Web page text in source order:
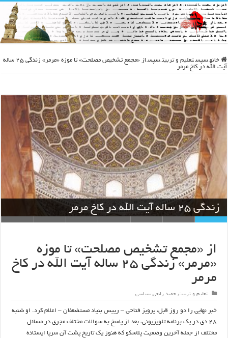
خانه سپس تعلیم و تربیت سپس
از «مجمع تشخیص مصلحت» تا موزه «مرمر» زندگی ۲۵ ساله
آیت الله در کاخ مرمر
زندگی ۲۵ ساله آیت الله در کاخ مرمر
از «مجمع تشخیص مصلحت» تا موزه
«مرمر» زندگی ۲۵ ساله آیت الله در کاخ
مرمر
تعلیم و تربیت,حمید رابعی,سیاسی
خبر نهایی را دو روز قبل، پرویز فتاحی – رییس بنیاد مستضعفان – اعلام کرد. او شنبه
۲۸ دی در یک برنامه تلویزیونی، بعد از پاسخ به سوالات مختلف مجری در مسائل
مختلف از جمله آخرین وضعیت پلاسکو که هنوز یک تاریخ پشت آن سرپا ایستاده